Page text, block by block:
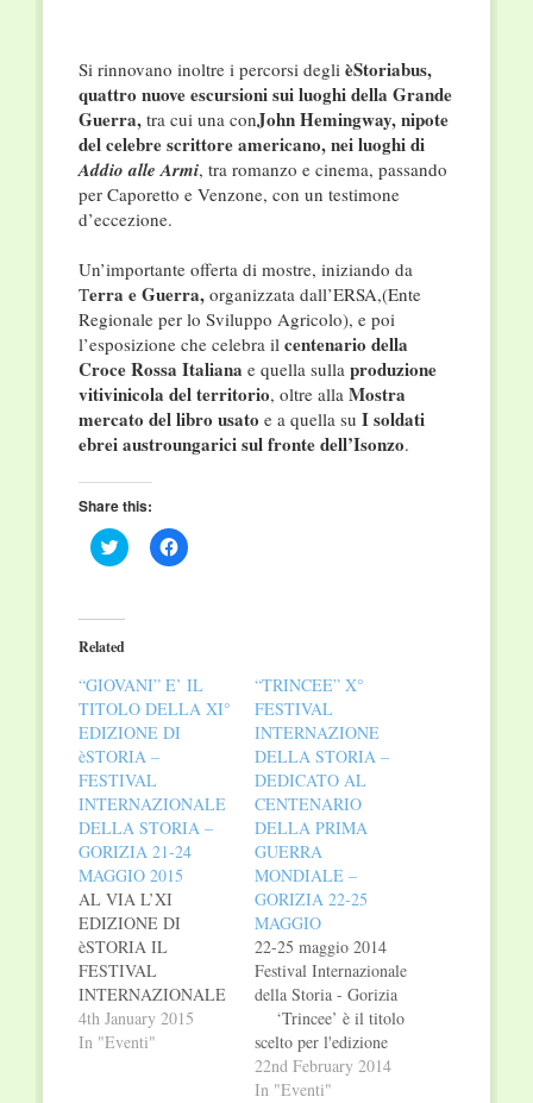
Si rinnovano inoltre i percorsi degli èStoriabus,
quattro nuove escursioni sui luoghi della Grande
Guerra, tra cui una conJohn Hemingway, nipote
del celebre scrittore americano, nei luoghi di
Addio alle Armi, tra romanzo e cinema, passando
per Caporetto e Venzone, con un testimone
d’eccezione.
Un’importante offerta di mostre, iniziando da
Terra e Guerra, organizzata dall’ERSA,(Ente
Regionale per lo Sviluppo Agricolo), e poi
l’esposizione che celebra il centenario della
Croce Rossa Italiana e quella sulla produzione
vitivinicola del territorio, oltre alla Mostra
mercato del libro usato e a quella su I soldati
ebrei austroungarici sul fronte dell’Isonzo.
Share this:
Click
to
(Opens
in
new
Click
to
Related
“GIOVANI” E’ IL
TITOLO DELLA XI°
EDIZIONE DI
èSTORIA –
FESTIVAL
INTERNAZIONALE
DELLA STORIA –
GORIZIA 21-24
MAGGIO 2015
AL VIA L’XI
EDIZIONE DI
èSTORIA IL
FESTIVAL
INTERNAZIONALE
DELLA STORIA
GORIZIA 21-24
4th January 2015
In "Eventi"
“TRINCEE” X°
FESTIVAL
INTERNAZIONE
DELLA STORIA –
DEDICATO AL
CENTENARIO
DELLA PRIMA
GUERRA
MONDIALE –
GORIZIA 22-25
MAGGIO
22-25 maggio 2014
Festival Internazionale
della Storia - Gorizia
‘Trincee’ è il titolo
scelto per l'edizione
2014 di èStoria
Festival internazionale
22nd February 2014
In "Eventi"